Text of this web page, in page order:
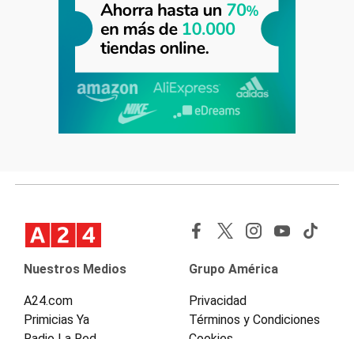
Nuestros Medios
A24.com
Primicias Ya
Grupo América
Privacidad
Términos y Condiciones